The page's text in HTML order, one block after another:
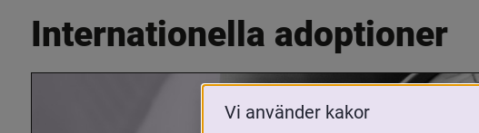
Internationella adoptioner
Vi använder kakor